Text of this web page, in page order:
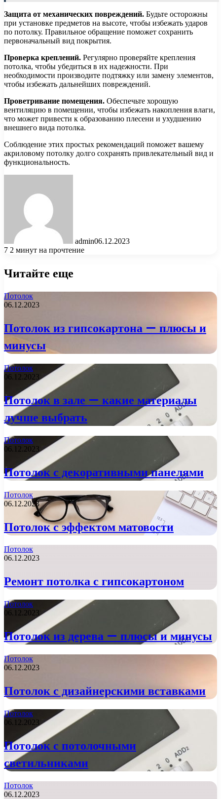
Защита от механических повреждений. Будьте осторожны
при установке предметов на высоте, чтобы избежать ударов
по потолку. Правильное обращение поможет сохранить
первоначальный вид покрытия.
Проверка креплений. Регулярно проверяйте крепления
потолка, чтобы убедиться в их надежности. При
необходимости производите подтяжку или замену элементов,
чтобы избежать дальнейших повреждений.
Проветривание помещения. Обеспечьте хорошую
вентиляцию в помещении, чтобы избежать накопления влаги,
что может привести к образованию плесени и ухудшению
внешнего вида потолка.
Соблюдение этих простых рекомендаций поможет вашему
акриловому потолку долго сохранять привлекательный вид и
функциональность.
admin06.12.2023
7 2 минут на прочтение
Читайте еще
Потолок
06.12.2023
Потолок из гипсокартона — плюсы и
минусы
Потолок
06.12.2023
Потолок в зале — какие материалы
лучше выбрать
Потолок
06.12.2023
Потолок с декоративными панелями
Потолок
06.12.2023
Потолок с эффектом матовости
Потолок
06.12.2023
Ремонт потолка с гипсокартоном
Потолок
06.12.2023
Потолок из дерева — плюсы и минусы
Потолок
06.12.2023
Потолок с дизайнерскими вставками
Потолок
06.12.2023
Потолок с потолочными
светильниками
Потолок
06.12.2023